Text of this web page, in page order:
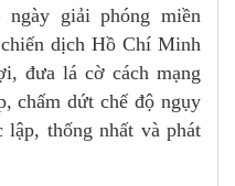
giải phóng miền
dịch Hồ Chí Minh
đưa lá cờ cách mạng
chấm dứt chế độ ngụy
lập, thống nhất và phát